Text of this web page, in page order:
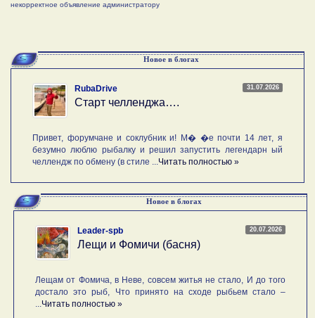
некорректное объявление администратору
Новое в блогах
31.07.2026
RubaDrive
Старт челленджа….
Привет, форумчане и соклубник и! М� �е почти 14 лет, я
безумно люблю рыбалку и решил запустить легендарн ый
челлендж по обмену (в стиле ...Читать полностью »
Новое в блогах
20.07.2026
Leader-spb
Лещи и Фомичи (басня)
Лещам от Фомича, в Неве, совсем житья не стало, И до того
достало это рыб, Что принято на сходе рыбьем стало –
...Читать полностью »